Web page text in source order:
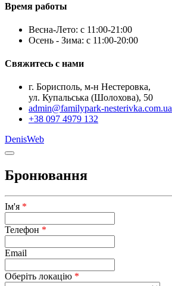
Время работы
Весна-Лето: с 11:00-21:00
Осень - Зима: с 11:00-20:00
Свяжитесь с нами
г. Борисполь, м-н Нестеровка,
ул. Купальська (Шолохова), 50
admin@familypark-nesterivka.com.ua
+38 097 4979 132
DenisWeb
Бронювання
Ім'я *
Телефон *
Email
Оберіть локацію *